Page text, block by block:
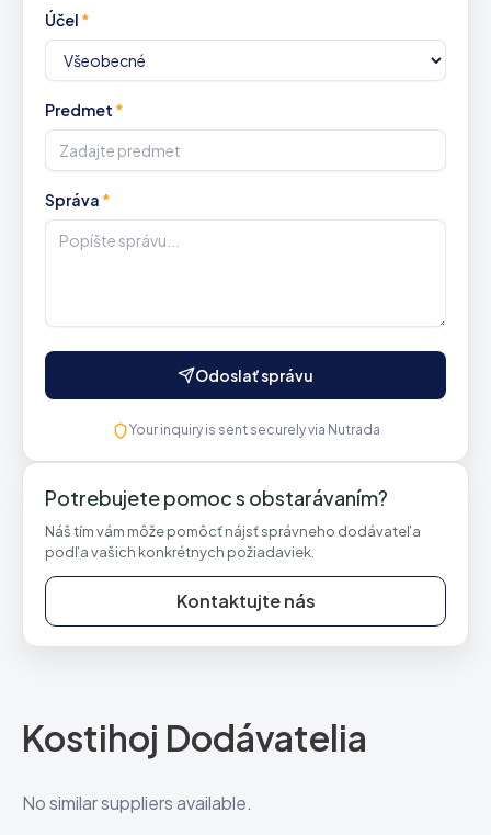
Účel *
Predmet *
Správa *
Odoslať správu
Your inquiry is sent securely via Nutrada
Potrebujete pomoc s obstarávaním?
Náš tím vám môže pomôcť nájsť správneho dodávateľa
podľa vašich konkrétnych požiadaviek.
Kontaktujte nás
Kostihoj Dodávatelia
No similar suppliers available.